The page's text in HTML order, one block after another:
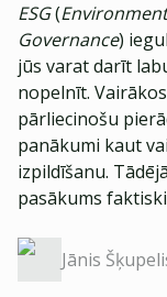
ESG(
Governance)
jūs varat darīt
nopelnīt.
pārliecinošu
panākumi kaut
izpildīšanu.
pasākums
Jānis